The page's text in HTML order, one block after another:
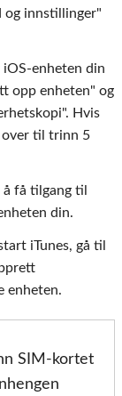
og innstillinger"
enheten din
opp enheten" og
Hvis
over til trinn 5
få tilgang til
din.
iTunes, gå til
enheten.
SIM-kortet